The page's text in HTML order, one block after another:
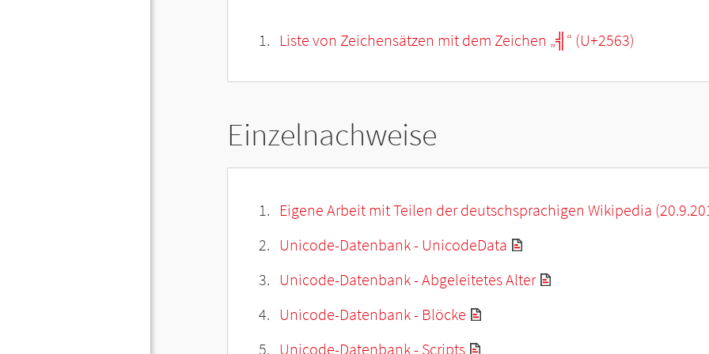
Liste von Zeichensätzen mit dem Zeichen „╣ “ (U+2563)
Einzelnachweise
Eigene Arbeit mit Teilen der deutschsprachigen Wikipedia
Unicode-Datenbank - UnicodeData
Unicode-Datenbank - Abgeleitetes Alter
Unicode-Datenbank - Blöcke
Unicode-Datenbank - Scripts